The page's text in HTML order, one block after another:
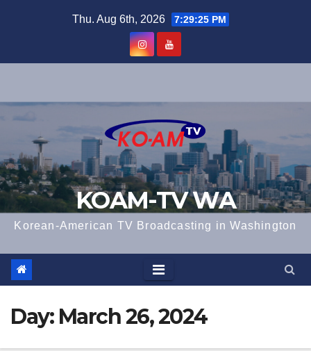
Thu. Aug 6th, 2026 7:29:26 PM
KOAM-TV WA
Korean-American TV Broadcasting in Washington
Day: March 26, 2024